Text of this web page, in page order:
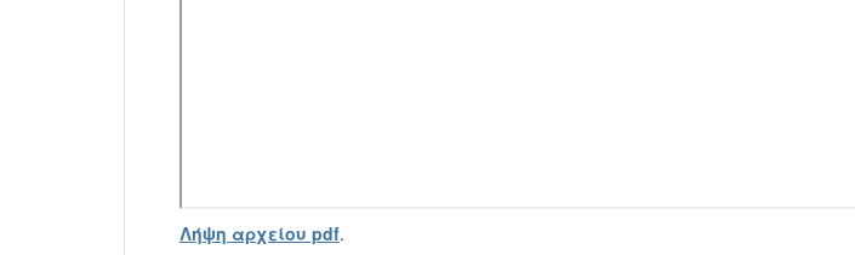
Λήψη αρχείου pdf.